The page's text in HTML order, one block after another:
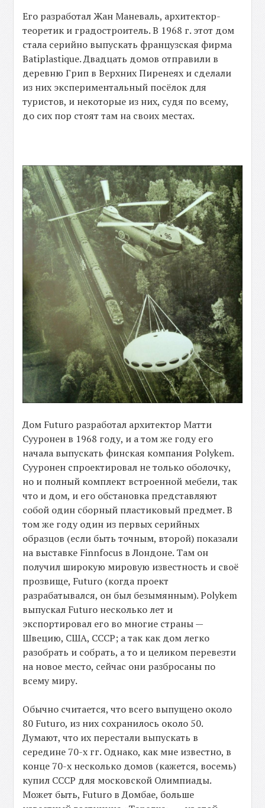
Его разработал Жан Маневаль, архитектор-
теоретик и градостроитель. В 1968 г. этот дом
стала серийно выпускать французская фирма
Batiplastique. Двадцать домов отправили в
деревню Грип в Верхних Пиренеях и сделали
из них экспериментальный посёлок для
туристов, и некоторые из них, судя по всему,
до сих пор стоят там на своих местах.
Дом Futuro разработал архитектор Матти
Сууронен в 1968 году, и а том же году его
начала выпускать финская компания Polykem.
Сууронен спроектировал не только оболочку,
но и полный комплект встроенной мебели, так
что и дом, и его обстановка представляют
собой один сборный пластиковый предмет. В
том же году один из первых серийных
образцов (если быть точным, второй) показали
на выставке Finnfocus в Лондоне. Там он
получил широкую мировую известность и своё
прозвище, Futuro (когда проект
разрабатывался, он был безымянным). Polykem
выпускал Futuro несколько лет и
экспортировал его во многие страны —
Швецию, США, СССР; а так как дом легко
разобрать и собрать, а то и целиком перевезти
на новое место, сейчас они разбросаны по
всему миру.
Обычно считается, что всего выпущено около
80 Futuro, из них сохранилось около 50.
Думают, что их перестали выпускать в
середине 70-х гг. Однако, как мне известно, в
конце 70-х несколько домов (кажется, восемь)
купил СССР для московской Олимпиады.
Может быть, Futuro в Домбае, больше